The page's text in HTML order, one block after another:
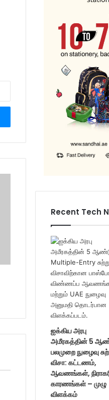
Recent Tech
ஐக்கிய அரபு
அமீரகத்தின் 5
பலமுறை நுழைவு
விசா: கட்டணம்,
ஆவணங்கள்,
காரணங்கள் – முழு
விளக்கம்